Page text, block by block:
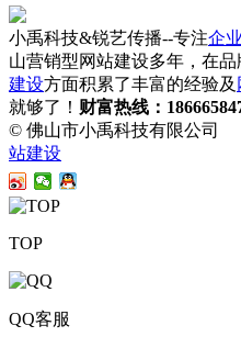
小禹科技&锐艺传播--专注企
山营销型网站建设多年，在品
建设方面积累了丰富的经验及
就够了！ 财富热线：
© 佛山市小禹科技有限公
站建设
TOP
QQ客服